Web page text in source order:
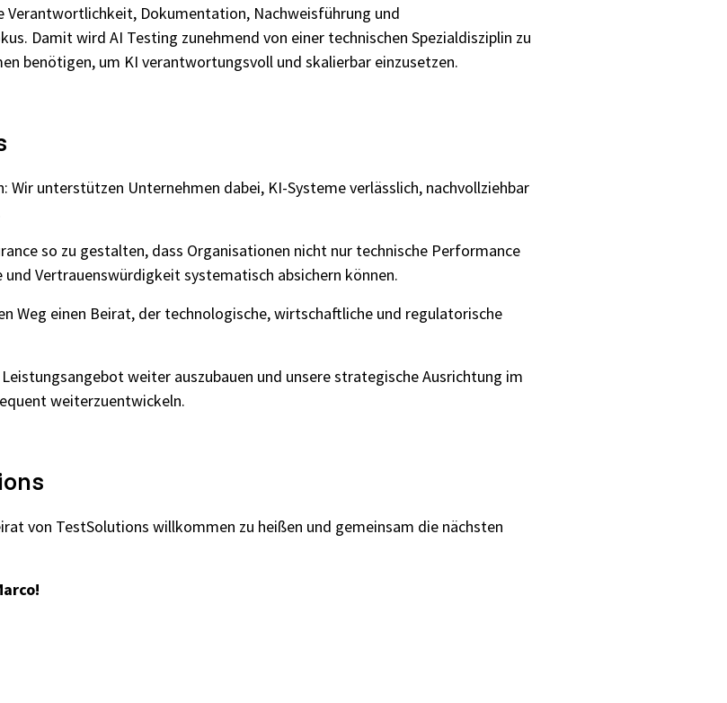
Verantwortlichkeit, Dokumentation, Nachweisführung und
Damit wird AI Testing zunehmend von einer technischen Spezialdisziplin zu
benötigen, um KI verantwortungsvoll und skalierbar einzusetzen.
Wir unterstützen Unternehmen dabei, KI-Systeme verlässlich, nachvollziehbar
so zu gestalten, dass Organisationen nicht nur technische Performance
Vertrauenswürdigkeit systematisch absichern können.
Weg einen Beirat, der technologische, wirtschaftliche und regulatorische
weiter auszubauen und unsere strategische Ausrichtung im
weiterzuentwickeln.
von TestSolutions willkommen zu heißen und gemeinsam die nächsten